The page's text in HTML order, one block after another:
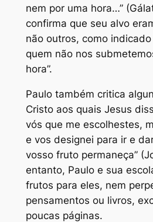
nem por uma hora…”
confirma que seu alvo
não outros, como indicado
quem não nos
hora”.
Paulo também critica
Cristo aos quais Jesus
vós que me escolhestes,
e vos designei para ir e
vosso fruto permaneça”
entanto, Paulo e sua
frutos para eles, nem
pensamentos ou livros,
poucas páginas.